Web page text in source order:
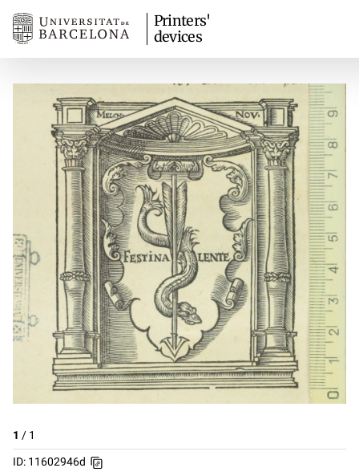
Printers'
devices
1 / 1
ID: 11602946d